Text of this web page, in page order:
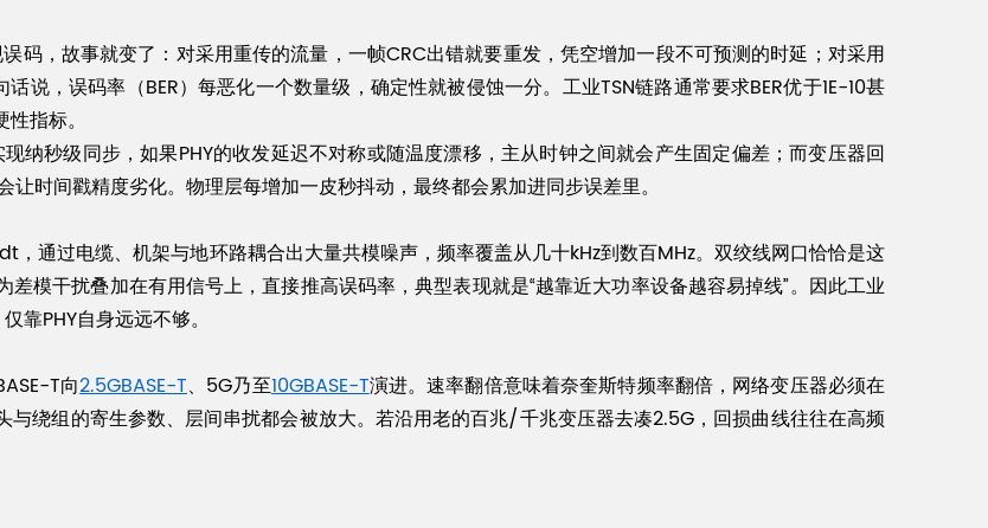
码，故事就变了：对采用重传的流量，一帧CRC出错就要重发，凭空增加一段不可预测的时延；对采用
说，误码率（BER）每恶化一个数量级，确定性就被侵蚀一分。工业TSN链路通常要求BER优于1E-10甚
指标。
纳秒级同步，如果PHY的收发延迟不对称或随温度漂移，主从时钟之间就会产生固定偏差；而变压器回
时间戳精度劣化。物理层每增加一皮秒抖动，最终都会累加进同步误差里。
通过电缆、机架与地环路耦合出大量共模噪声，频率覆盖从几十kHz到数百MHz。双绞线网口恰恰是这
模干扰叠加在有用信号上，直接推高误码率，典型表现就是“越靠近大功率设备越容易掉线”。因此工业
靠PHY自身远远不够。
T向2.5GBASE-T、5G乃至10GBASE-T演进。速率翻倍意味着奈奎斯特频率翻倍，网络变压器必须在
绕组的寄生参数、层间串扰都会被放大。若沿用老的百兆/千兆变压器去凑2.5G，回损曲线往往在高频